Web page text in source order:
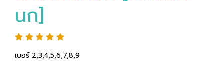
นก]
เบอร์ 2,3,4,5,6,7,8,9